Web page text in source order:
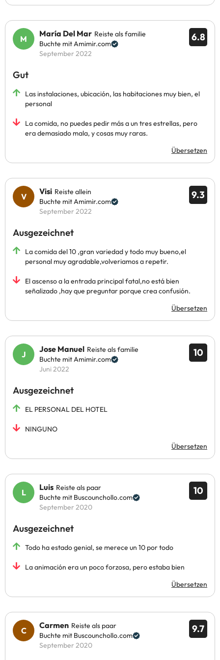
6.8
María Del Mar Reiste als familie
Buchte mit Amimir.com
September 2022
Gut
Las instalaciones, ubicación, las habitaciones muy bien, el
personal
La comida, no puedes pedir más a un tres estrellas, pero
era demasiado mala, y cosas muy raras.
Übersetzen
9.3
Visi Reiste allein
Buchte mit Amimir.com
September 2022
Ausgezeichnet
La comida del 10 ,gran variedad y todo muy bueno,el
personal muy agradable,volveriamos a repetir.
El ascenso a la entrada principal fatal,no está bien
señalizado ,hay que preguntar porque crea confusión.
Übersetzen
10
Jose Manuel Reiste als familie
Buchte mit Amimir.com
Juni 2022
Ausgezeichnet
EL PERSONAL DEL HOTEL
NINGUNO
Übersetzen
10
Luis Reiste als paar
Buchte mit Buscounchollo.com
September 2020
Ausgezeichnet
Todo ha estado genial, se merece un 10 por todo
La animación era un poco forzosa, pero estaba bien
Übersetzen
9.7
Carmen Reiste als paar
Buchte mit Buscounchollo.com
September 2020